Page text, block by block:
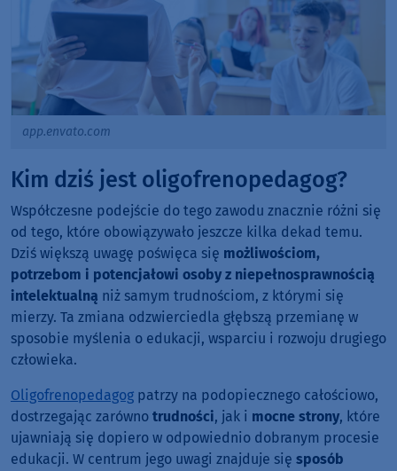
app.envato.com
Kim dziś jest oligofrenopedagog?
Współczesne podejście do tego zawodu znacznie różni się
od tego, które obowiązywało jeszcze kilka dekad temu.
Dziś większą uwagę poświęca się możliwościom,
potrzebom i potencjałowi osoby z niepełnosprawnością
intelektualną niż samym trudnościom, z którymi się
mierzy. Ta zmiana odzwierciedla głębszą przemianę w
sposobie myślenia o edukacji, wsparciu i rozwoju drugiego
człowieka.
Oligofrenopedagog patrzy na podopiecznego całościowo,
dostrzegając zarówno trudności, jak i mocne strony, które
ujawniają się dopiero w odpowiednio dobranym procesie
edukacji. W centrum jego uwagi znajduje się sposób